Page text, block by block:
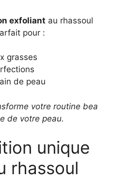
exfoliant au rhassoul
pour :
grasses
de peau
votre routine bea
de votre peau.
unique
rhassoul